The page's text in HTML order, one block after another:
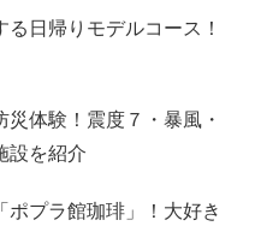
る日帰りモデルコース！
体験！震度７・暴風・
設を紹介
ポプラ館珈琲」！大好き